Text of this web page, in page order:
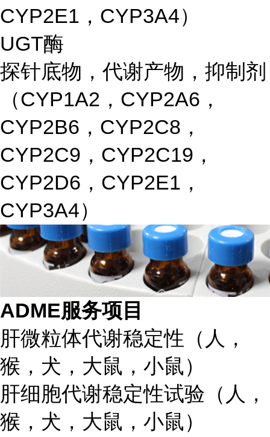
CYP2E1，CYP3A4）
UGT酶
探针底物，代谢产物，抑制剂
（CYP1A2，CYP2A6，
CYP2B6，CYP2C8，
CYP2C9，CYP2C19，
CYP2D6，CYP2E1，
CYP3A4）
ADME服务项目
肝微粒体代谢稳定性（人，
猴，犬，大鼠，小鼠）
肝细胞代谢稳定性试验（人，
猴，犬，大鼠，小鼠）